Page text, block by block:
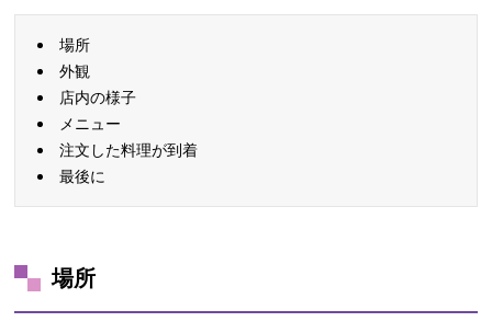
場所
外観
店内の様子
メニュー
注文した料理が到着
最後に
場所